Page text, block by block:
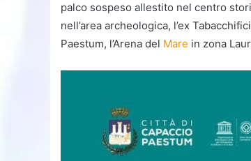
palco sospeso allestito nel centro
nell’area archeologica, l’ex
Paestum, l’Arena del Mare in zona